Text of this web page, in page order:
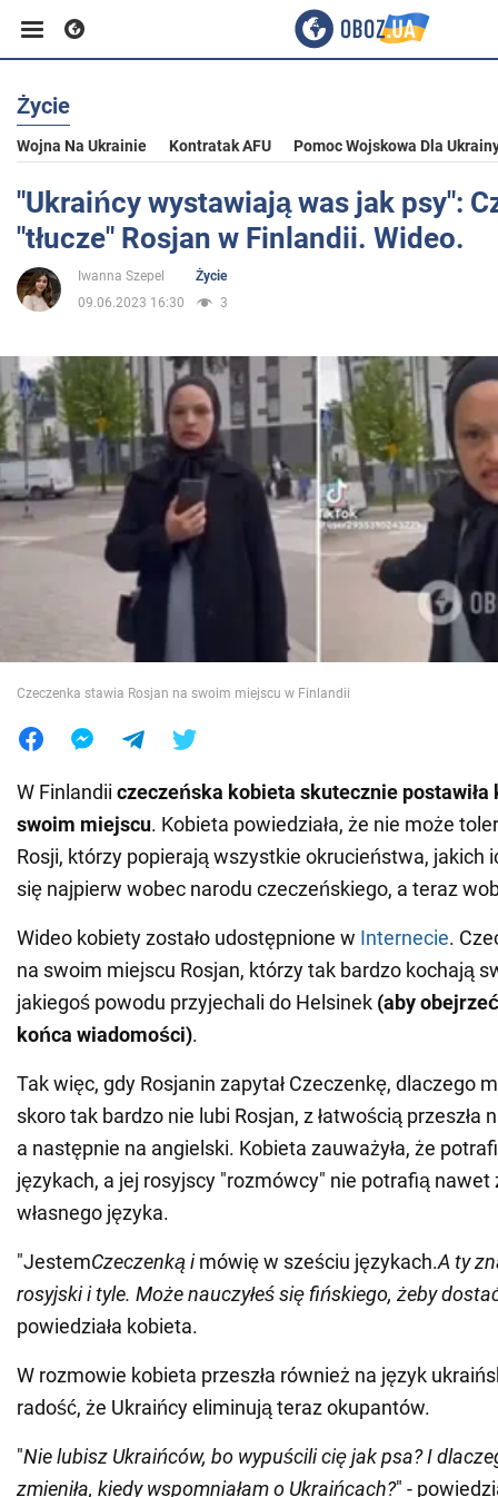
Biznes
Sport
Rozrywka
Polityka
Społeczeństwo
Wojna na Ukrainie
Jedzenie
Życie
Wojna Na Ukrainie Kontratak AFU Pomoc Wojskowa Dla
"Ukraińcy wystawiają was jak psy":
"tłucze" Rosjan w Finlandii. Wideo.
Iwanna Szepel
Życie
09.06.2023 16:30
3
Czeczenka stawia Rosjan na swoim miejscu w Finlandii
W Finlandii czeczeńska kobieta skutecznie postawiła
swoim miejscu. Kobieta powiedziała, że nie może
Rosji, którzy popierają wszystkie okrucieństwa, jakich
się najpierw wobec narodu czeczeńskiego, a teraz
Wideo kobiety zostało udostępnione w Internecie.
na swoim miejscu Rosjan, którzy tak bardzo kochają
jakiegoś powodu przyjechali do Helsinek (aby
końca wiadomości).
Tak więc, gdy Rosjanin zapytał Czeczenkę, dlaczego
skoro tak bardzo nie lubi Rosjan, z łatwością przeszła
a następnie na angielski. Kobieta zauważyła, że
językach, a jej rosyjscy "rozmówcy" nie potrafią nawet
własnego języka.
"JestemCzeczenką imówię w sześciu językach.A ty
rosyjski i tyle. Może nauczyłeś się fińskiego, żeby
powiedziała kobieta.
W rozmowie kobieta przeszła również na język
radość, że Ukraińcy eliminują teraz okupantów.
"Nie lubisz Ukraińców, bo wypuścili cię jak psa? I
zmieniła, kiedy wspomniałam o Ukraińcach?" -